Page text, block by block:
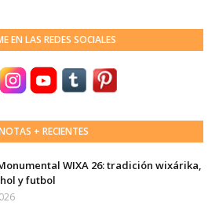
EN LAS REDES SOCIALES
+ RECIENTES
WIXA 26: tradición wixárika,
y futbol